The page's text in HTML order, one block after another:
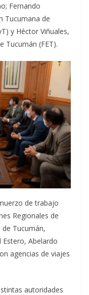
Fernando
Tucumana de
y Héctor Viñuales,
Tucumán (FET).
de trabajo
Regionales de
de Tucumán,
Estero, Abelardo
agencias de viajes
autoridades